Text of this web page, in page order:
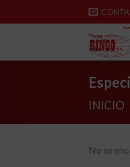
to
INICIO
No se